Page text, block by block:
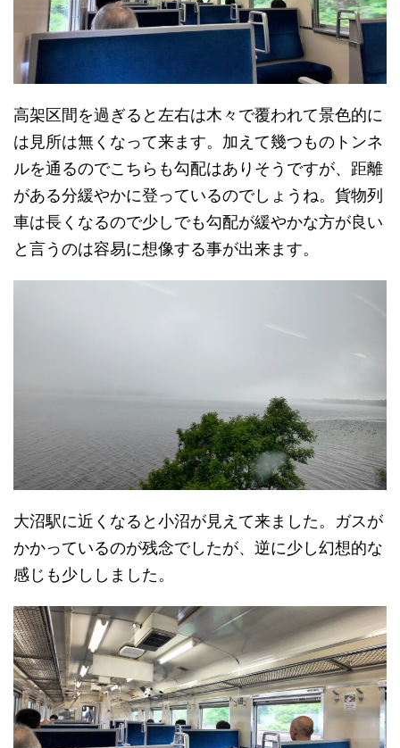
高架区間を過ぎると左右は木々で覆われて景色的に
は見所は無くなって来ます。加えて幾つものトンネ
ルを通るのでこちらも勾配はありそうですが、距離
がある分緩やかに登っているのでしょうね。貨物列
車は長くなるので少しでも勾配が緩やかな方が良い
と言うのは容易に想像する事が出来ます。
大沼駅に近くなると小沼が見えて来ました。ガスが
かかっているのが残念でしたが、逆に少し幻想的な
感じも少ししました。